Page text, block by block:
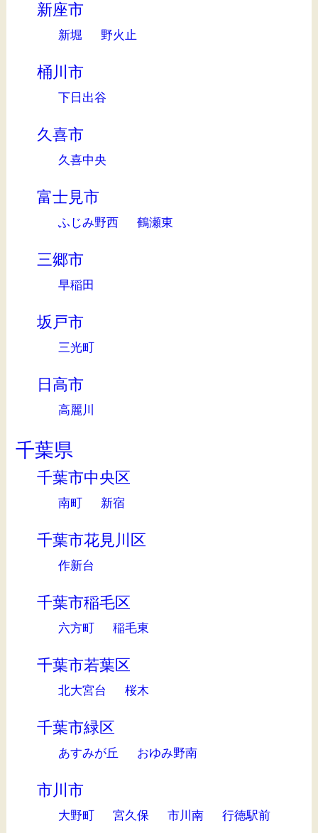
新座市
新堀 野火止
桶川市
下日出谷
久喜市
久喜中央
富士見市
ふじみ野西 鶴瀬東
三郷市
早稲田
坂戸市
三光町
日高市
高麗川
千葉県
千葉市中央区
南町 新宿
千葉市花見川区
作新台
千葉市稲毛区
六方町 稲毛東
千葉市若葉区
北大宮台 桜木
千葉市緑区
あすみが丘 おゆみ野南
市川市
大野町 宮久保 市川南 行徳駅前